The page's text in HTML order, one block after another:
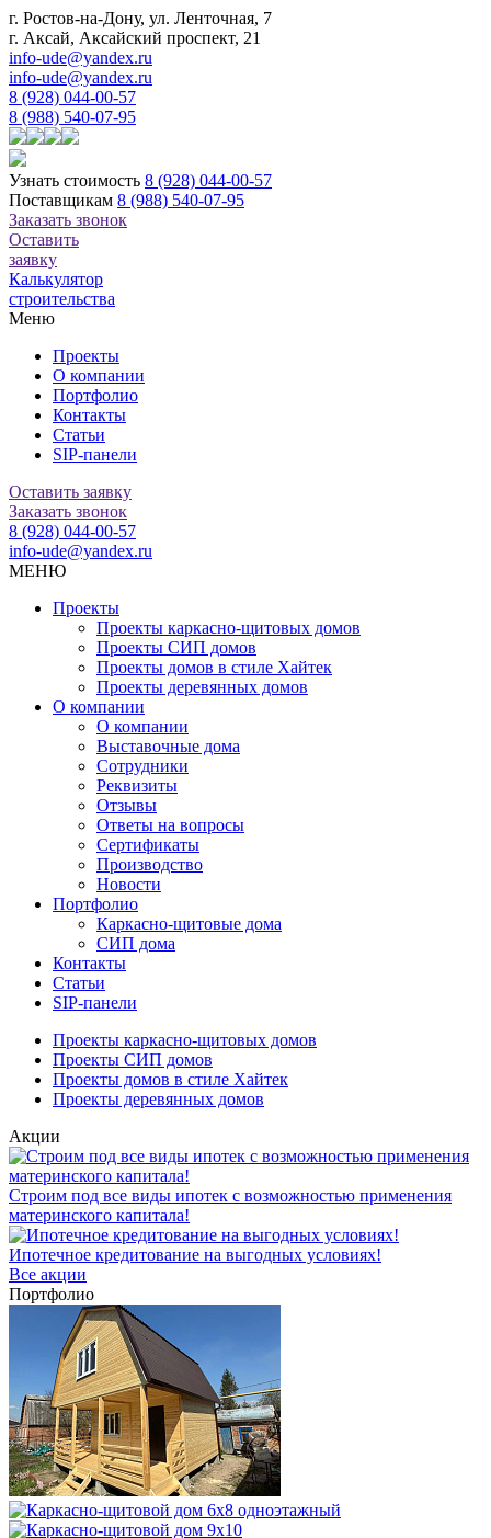
г. Ростов-на-Дону, ул. Ленточная, 7
г. Аксай, Аксайский проспект, 21
info-ude@yandex.ru
info-ude@yandex.ru
8 (928) 044-00-57
8 (988) 540-07-95
Узнать стоимость 8 (928) 044-00-57
Поставщикам 8 (988) 540-07-95
Заказать звонок
Оставить
заявку
Калькулятор
строительства
Меню
Проекты
О компании
Портфолио
Контакты
Статьи
SIP-панели
Оставить заявку
Заказать звонок
8 (928) 044-00-57
info-ude@yandex.ru
МЕНЮ
Проекты
Проекты каркасно-щитовых домов
Проекты СИП домов
Проекты домов в стиле Хайтек
Проекты деревянных домов
О компании
О компании
Выставочные дома
Сотрудники
Реквизиты
Отзывы
Ответы на вопросы
Сертификаты
Производство
Новости
Портфолио
Каркасно-щитовые дома
СИП дома
Контакты
Статьи
SIP-панели
Проекты каркасно-щитовых домов
Проекты СИП домов
Проекты домов в стиле Хайтек
Проекты деревянных домов
Акции
Строим под все виды ипотек с возможностью применения
материнского капитала!
Ипотечное кредитование на выгодных условиях!
Все акции
Портфолио